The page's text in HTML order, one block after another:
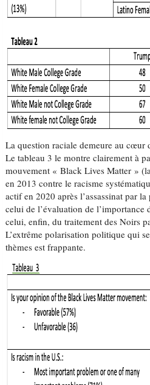
La question raciale demeure au cœur
Le tableau 3 le montre clairement à
mouvement « Black Lives Matter »
en 2013 contre le racisme
actif en 2020 après l’assassinat par
celui de l’évaluation de l’importance
celui, enfin, du traitement des Noirs
L’extrême polarisation politique qui
thèmes est frappante.